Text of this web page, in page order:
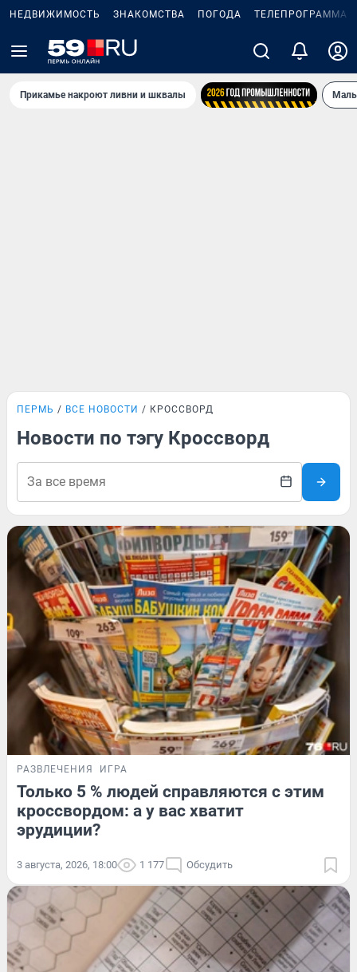
НЕДВИЖИМОСТЬ ЗНАКОМСТВА ПОГОДА ТЕЛЕПРОГРАММА
Прикамье накроют ливни и шквалы
ПЕРМЬ ВСЕ НОВОСТИ КРОССВОРД
Новости по тэгу Кроссворд
РАЗВЛЕЧЕНИЯ ИГРА
Только 5 % людей справляются с этим
кроссвордом: а у вас хватит
эрудиции?
3 августа, 2026, 18:00 1 177 Обсудить